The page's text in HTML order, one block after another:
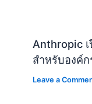
Anthropic
สำหรับองค์
Leave a